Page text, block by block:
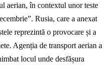
aerian, în contextul unor teste
Rusia, care a anexat
reprezintă o provocare și a
Agenția de transport aerian a
locul unde desfășura